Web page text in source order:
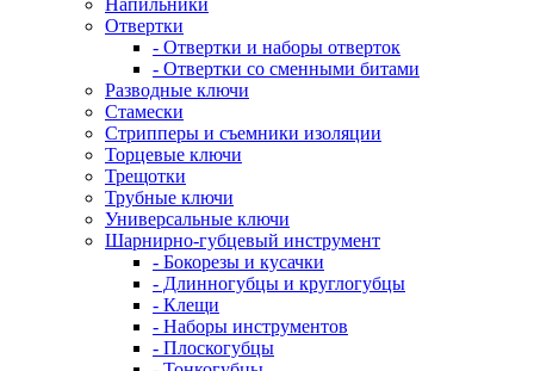
Напильники
Отвертки
- Отвертки и наборы отверток
- Отвертки со сменными битами
Разводные ключи
Стамески
Стрипперы и съемники изоляции
Торцевые ключи
Трещотки
Трубные ключи
Универсальные ключи
Шарнирно-губцевый инструмент
- Бокорезы и кусачки
- Длинногубцы и круглогубцы
- Клещи
- Наборы инструментов
- Плоскогубцы